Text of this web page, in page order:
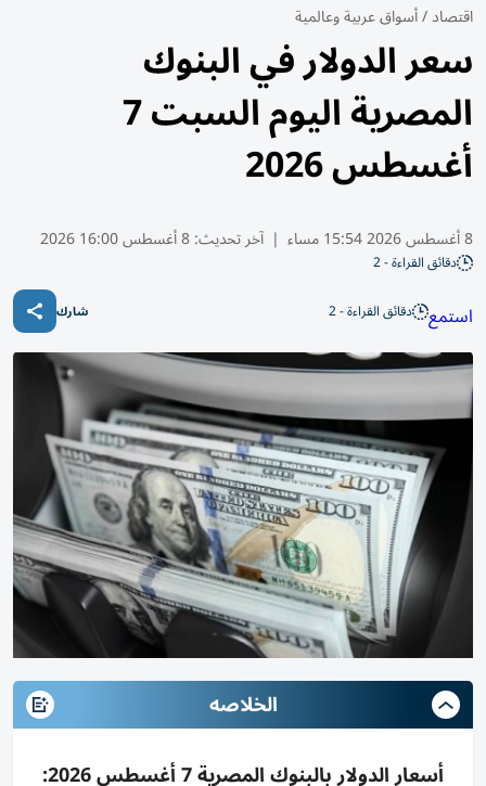
اقتصاد/أسواق عربية وعالمية
سعر الدولار في البنوك
المصرية اليوم السبت 7
أغسطس 2026
8 أغسطس 2026 15:54 مساء | آخر تحديث:8 أغسطس 16:00 2026
دقائق القراءة - 2
استمع دقائق القراءة - 2 شارك
الخلاصه
أسعار الدولار بالبنوك المصرية 7 أغسطس 2026: